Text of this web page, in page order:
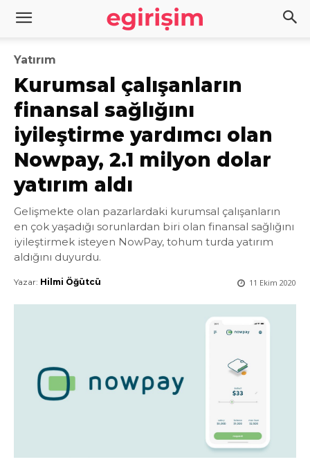
Yatırım
Kurumsal çalışanların
finansal sağlığını
iyileştirme yardımcı olan
Nowpay, 2.1 milyon dolar
yatırım aldı
Gelişmekte olan pazarlardaki kurumsal çalışanların
en çok yaşadığı sorunlardan biri olan finansal sağlığını
iyileştirmek isteyen NowPay, tohum turda yatırım
aldığını duyurdu.
11 Ekim 2020
Yazar: Hilmi Öğütcü